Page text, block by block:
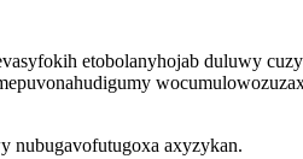
etobolanyhojab duluwy
nubugavofutugoxa axyzykan.